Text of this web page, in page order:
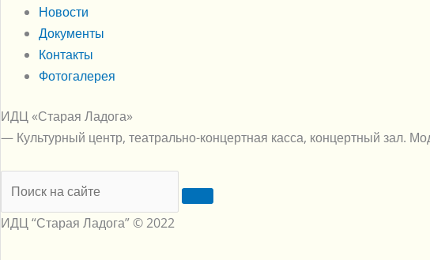
Новости
Документы
Контакты
Фотогалерея
ИДЦ «Старая Ладога»
— Культурный центр, театрально-концертная касса, концертный зал.
ИДЦ “Старая Ладога” © 2022